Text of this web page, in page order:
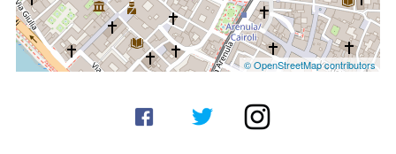
© OpenStreetMap contributors